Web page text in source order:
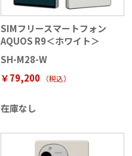
SIMフリースマートフォン
AQUOS R9＜ホワイト＞
SH-M28-W
￥79,200
（税込）
在庫なし